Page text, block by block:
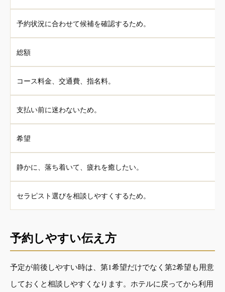
予約状況に合わせて候補を確認するため。
総額
コース料金、交通費、指名料。
支払い前に迷わないため。
希望
静かに、落ち着いて、疲れを癒したい。
セラピスト選びを相談しやすくするため。
予約しやすい伝え方
予定が前後しやすい時は、第1希望だけでなく第2希望も用意
しておくと相談しやすくなります。ホテルに戻ってから利用